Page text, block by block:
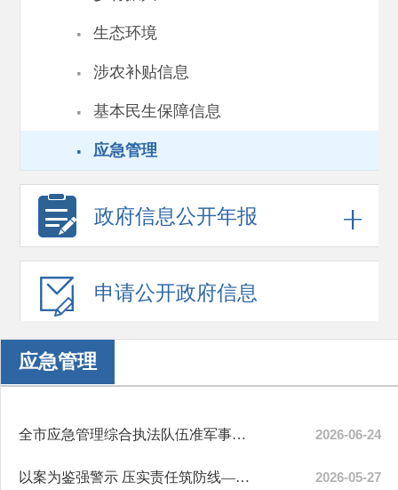
· 生态环境
· 涉农补贴信息
· 基本民生保障信息
· 应急管理
政府信息公开年报
申请公开政府信息
应急管理
全市应急管理综合执法队伍准军事化管理二季度调度会暨执法工作推进会 2026-06-24
以案为鉴强警示 压实责任筑防线——县应急管理局召开高危行业安全生产警... 2026-05-27